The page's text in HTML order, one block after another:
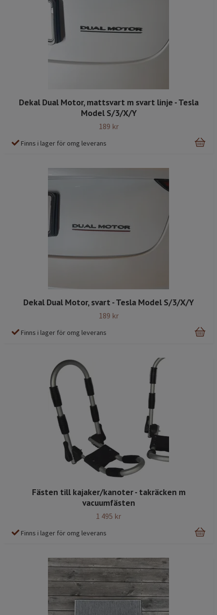
Dekal Dual Motor, mattsvart m svart linje - Tesla
Model S/3/X/Y
189 kr
Finns i lager för omg leverans
Dekal Dual Motor, svart - Tesla Model S/3/X/Y
189 kr
Finns i lager för omg leverans
Fästen till kajaker/kanoter - takräcken m
vacuumfästen
1 495 kr
Finns i lager för omg leverans